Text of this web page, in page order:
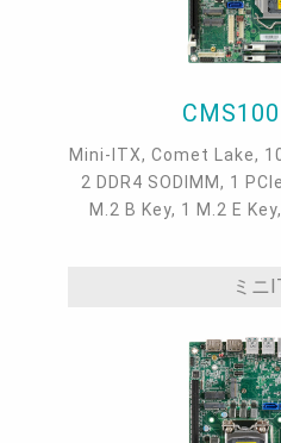
CMS100
Mini-ITX, Comet Lake,
2 DDR4 SODIMM, 1
M.2 B Key, 1 M.2 E
ミニ